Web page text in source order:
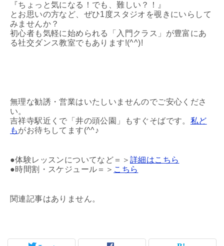
『ちょっと気になる！でも、難しい？！』
とお思いの方など、ぜひ1度スタジオを覗きにいらして
みませんか？
初心者も気軽に始められる「入門クラス」が豊富にあ
る社交ダンス教室でもあります!(^^)!
無理な勧誘・営業はいたしいませんのでご安心くださ
い。
吉祥寺駅近くで「井の頭公園」もすぐそばです。 私ど
もがお待ちしてます(^^♪
●体験レッスンについてなど＝＞ 詳細はこちら
●時間割・スケジュール＝＞ こちら
関連記事はありません。